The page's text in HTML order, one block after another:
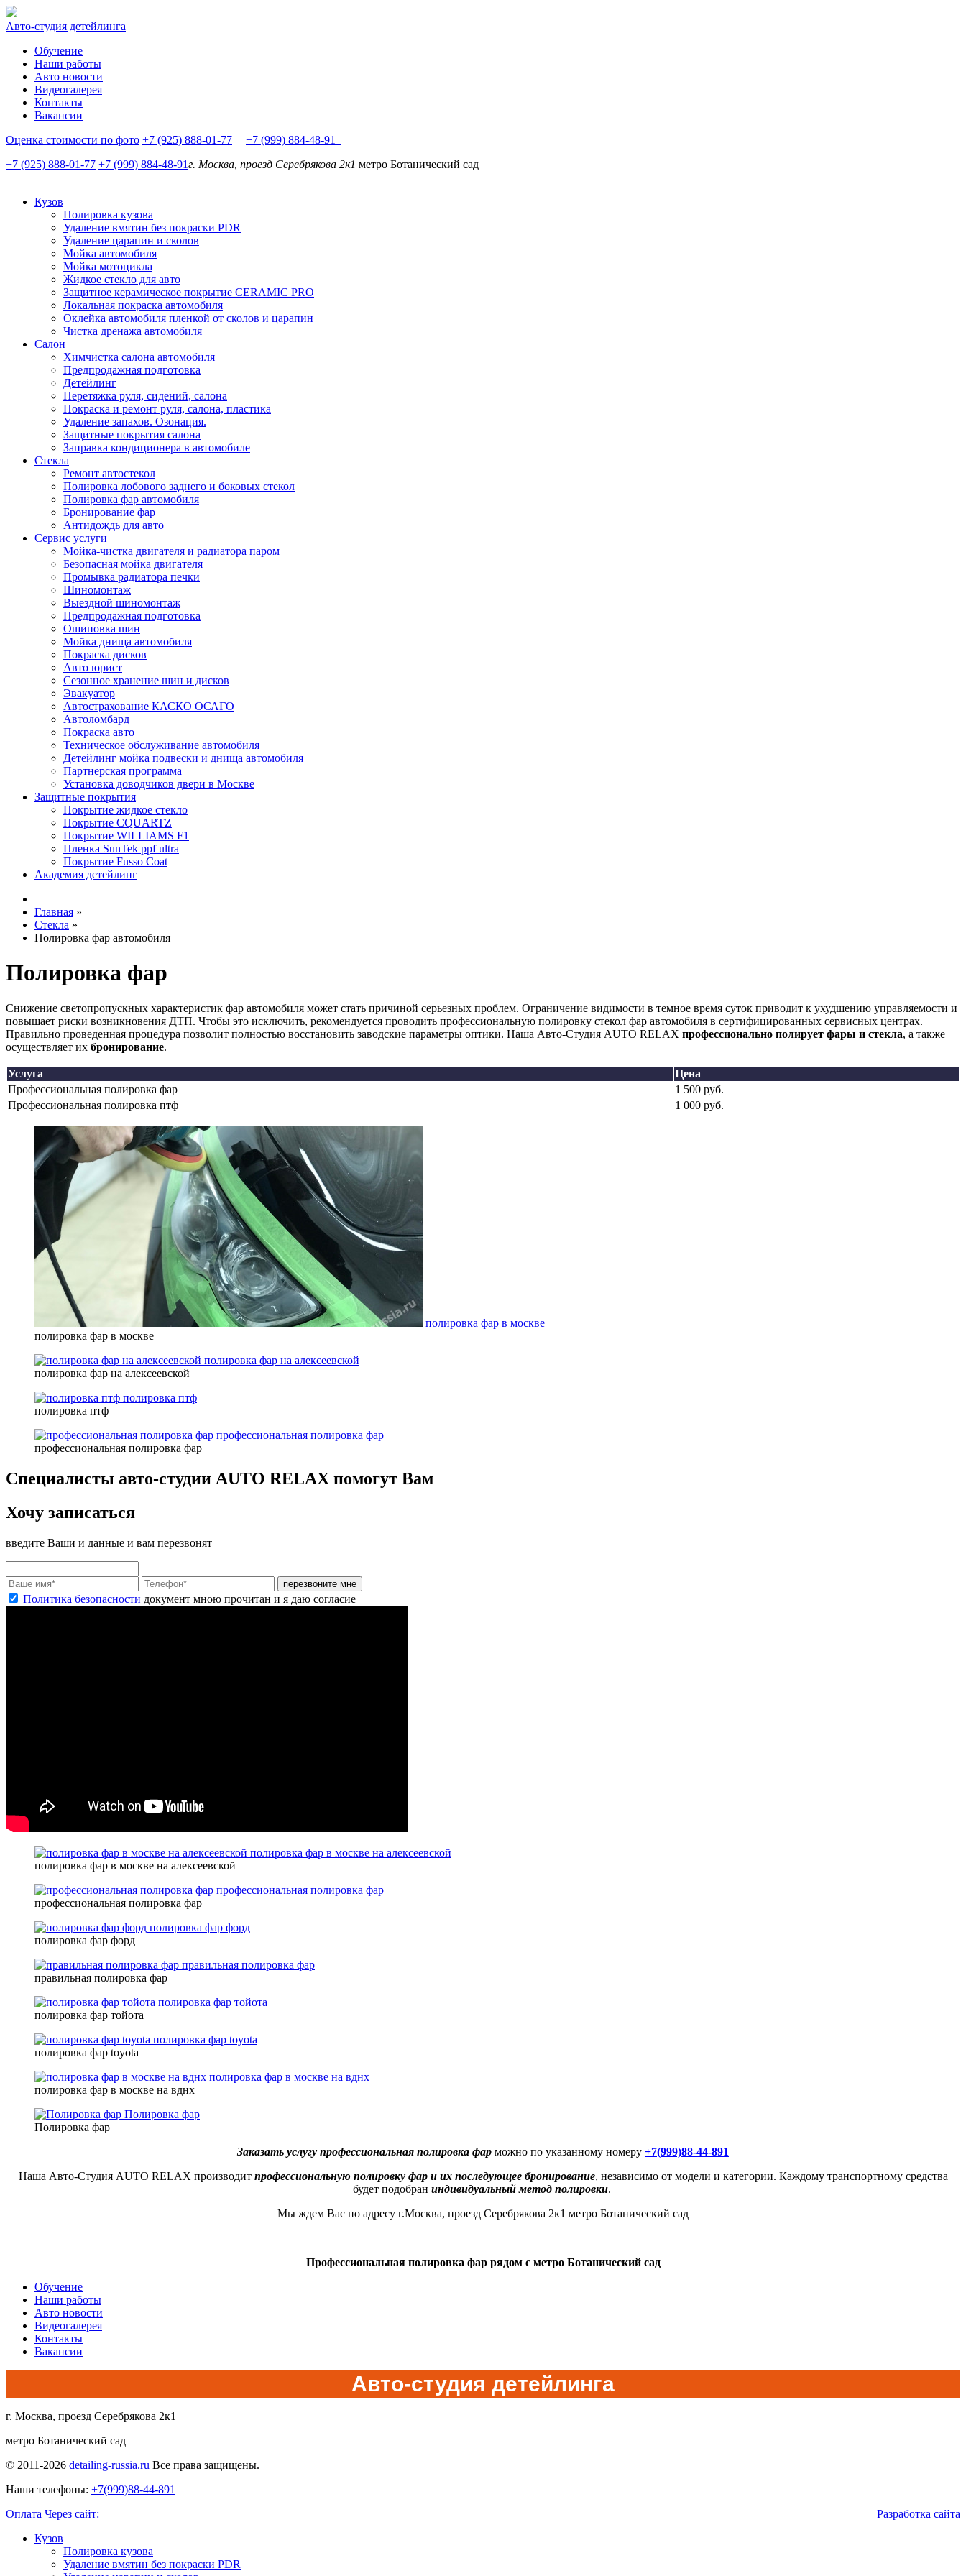
Авто-студия детейлинга
Обучение
Наши работы
Авто новости
Видеогалерея
Контакты
Вакансии
Оценка стоимости по фото +7 (925) 888-01-77
+7 (999) 884-48-91
+7 (925) 888-01-77 +7 (999) 884-48-91г. Москва, проезд Серебрякова 2к1 метро Ботанический сад
Кузов
Полировка кузова
Удаление вмятин без покраски PDR
Удаление царапин и сколов
Мойка автомобиля
Мойка мотоцикла
Жидкое стекло для авто
Защитное керамическое покрытие CERAMIC PRO
Локальная покраска автомобиля
Оклейка автомобиля пленкой от сколов и царапин
Чистка дренажа автомобиля
Салон
Химчистка салона автомобиля
Предпродажная подготовка
Детейлинг
Перетяжка руля, сидений, салона
Покраска и ремонт руля, салона, пластика
Удаление запахов. Озонация.
Защитные покрытия салона
Заправка кондиционера в автомобиле
Стекла
Ремонт автостекол
Полировка лобового заднего и боковых стекол
Полировка фар автомобиля
Бронирование фар
Антидождь для авто
Сервис услуги
Мойка-чистка двигателя и радиатора паром
Безопасная мойка двигателя
Промывка радиатора печки
Шиномонтаж
Выездной шиномонтаж
Предпродажная подготовка
Ошиповка шин
Мойка днища автомобиля
Покраска дисков
Авто юрист
Сезонное хранение шин и дисков
Эвакуатор
Автострахование КАСКО ОСАГО
Автоломбард
Покраска авто
Техническое обслуживание автомобиля
Детейлинг мойка подвески и днища автомобиля
Партнерская программа
Установка доводчиков двери в Москве
Защитные покрытия
Покрытие жидкое стекло
Покрытие CQUARTZ
Покрытие WILLIAMS F1
Пленка SunTek ppf ultra
Покрытие Fusso Coat
Академия детейлинг
Главная »
Стекла »
Полировка фар автомобиля
Полировка фар
Снижение светопропускных характеристик фар автомобиля может стать причиной серьезных проблем. Ограничение видимости в темное время суток приводит к ухудшению управляемости и
повышает риски возникновения ДТП. Чтобы это исключить, рекомендуется проводить профессиональную полировку стекол фар автомобиля в сертифицированных сервисных центрах.
Правильно проведенная процедура позволит полностью восстановить заводские параметры оптики. Наша Авто-Студия AUTO RELAX профессионально полирует фары и стекла, а также
осуществляет их бронирование.
Услуга
Цена
Профессиональная полировка фар
1 500 руб.
Профессиональная полировка птф
1 000 руб.
полировка фар в москве
полировка фар в москве
полировка фар на алексеевской
полировка фар на алексеевской
полировка птф
полировка птф
профессиональная полировка фар
профессиональная полировка фар
Специалисты авто-студии AUTO RELAX помогут Вам
Хочу записаться
введите Ваши и данные и вам перезвонят
перезвоните мне
Политика безопасности документ мною прочитан и я даю согласие
полировка фар в москве на алексеевской
полировка фар в москве на алексеевской
профессиональная полировка фар
профессиональная полировка фар
полировка фар форд
полировка фар форд
правильная полировка фар
правильная полировка фар
полировка фар тойота
полировка фар тойота
полировка фар toyota
полировка фар toyota
полировка фар в москве на вднх
полировка фар в москве на вднх
Полировка фар
Полировка фар
Заказать услугу профессиональная полировка фар можно по указанному номеру +7(999)88-44-891
Наша Авто-Студия AUTO RELAX производит профессиональную полировку фар и их последующее бронирование, независимо от модели и категории. Каждому транспортному средства
будет подобран индивидуальный метод полировки.
Мы ждем Вас по адресу г.Москва, проезд Серебрякова 2к1 метро Ботанический сад
Профессиональная полировка фар рядом с метро Ботанический сад
Обучение
Наши работы
Авто новости
Видеогалерея
Контакты
Вакансии
Авто-студия детейлинга
г. Москва, проезд Серебрякова 2к1
метро Ботанический сад
© 2011-2026 detailing-russia.ru Все права защищены.
Наши телефоны: +7(999)88-44-891
Оплата Через сайт:
Разработка сайта
Кузов
Полировка кузова
Удаление вмятин без покраски PDR